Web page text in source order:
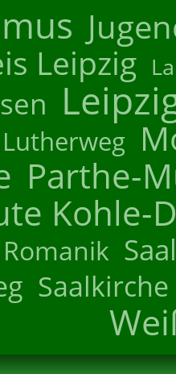
Leipzig
Lutherweg
Parthe-
Kohle-
Romanik
Saalkirche